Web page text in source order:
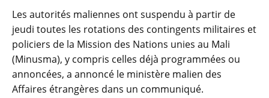
Les autorités maliennes ont suspendu à partir de
jeudi toutes les rotations des contingents militaires et
policiers de la Mission des Nations unies au Mali
(Minusma), y compris celles déjà programmées ou
annoncées, a annoncé le ministère malien des
Affaires étrangères dans un communiqué.